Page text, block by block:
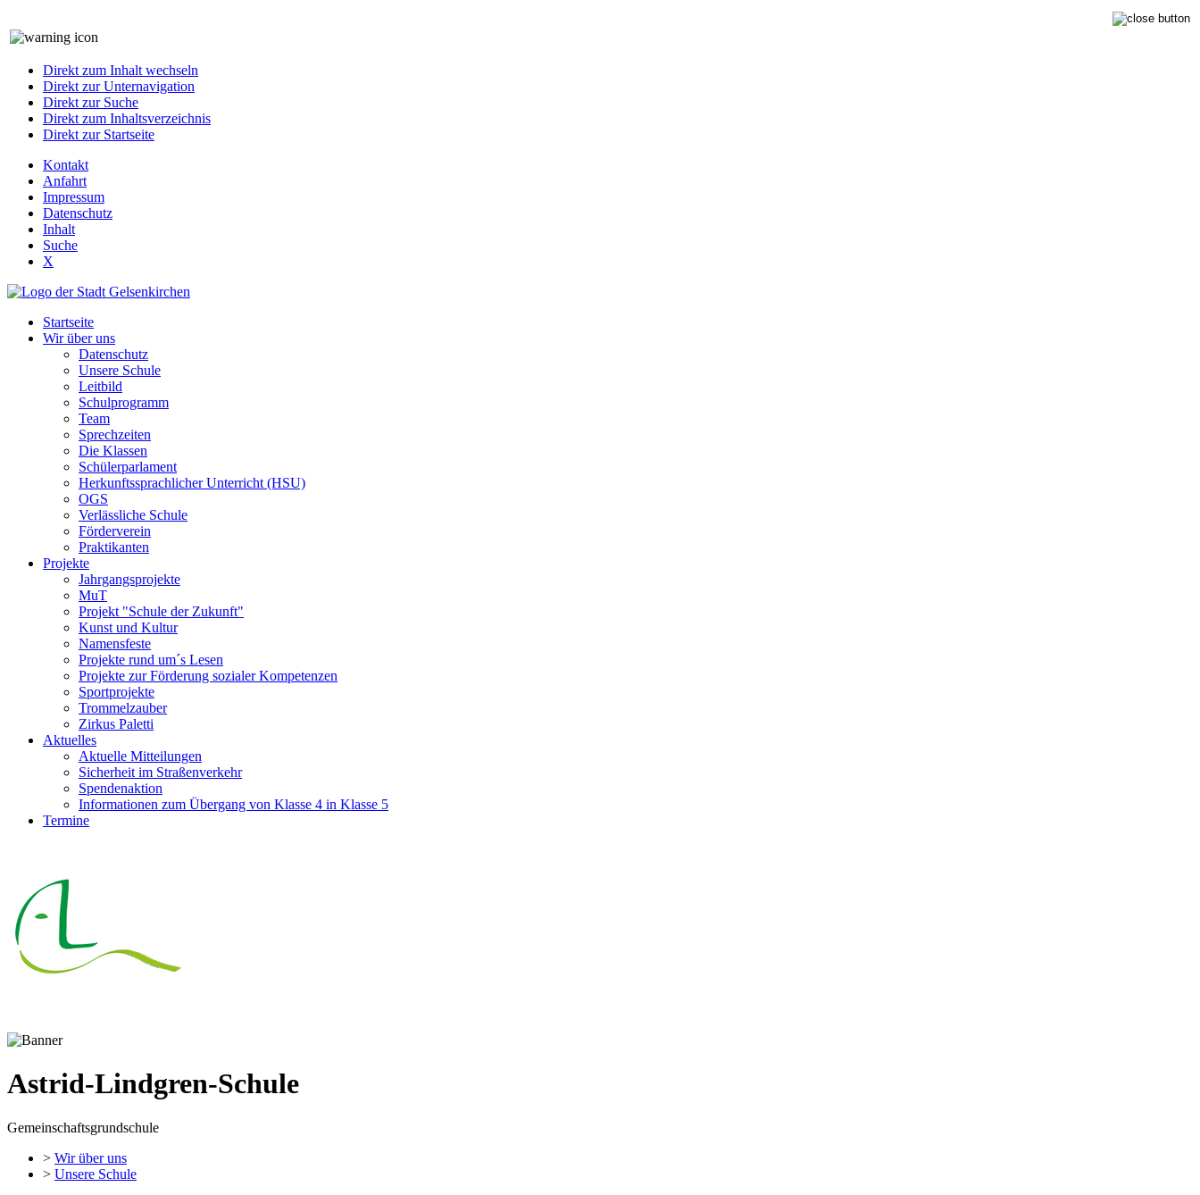
Direkt zum Inhalt wechseln
Direkt zur Unternavigation
Direkt zur Suche
Direkt zum Inhaltsverzeichnis
Direkt zur Startseite
Kontakt
Anfahrt
Impressum
Datenschutz
Inhalt
Suche
X
Startseite
Wir über uns
Datenschutz
Unsere Schule
Leitbild
Schulprogramm
Team
Sprechzeiten
Die Klassen
Schülerparlament
Herkunftssprachlicher Unterricht (HSU)
OGS
Verlässliche Schule
Förderverein
Praktikanten
Projekte
Jahrgangsprojekte
MuT
Projekt "Schule der Zukunft"
Kunst und Kultur
Namensfeste
Projekte rund um´s Lesen
Projekte zur Förderung sozialer Kompetenzen
Sportprojekte
Trommelzauber
Zirkus Paletti
Aktuelles
Aktuelle Mitteilungen
Sicherheit im Straßenverkehr
Spendenaktion
Informationen zum Übergang von Klasse 4 in Klasse 5
Termine
Astrid-Lindgren-Schule
Gemeinschaftsgrundschule
> Wir über uns
> Unsere Schule